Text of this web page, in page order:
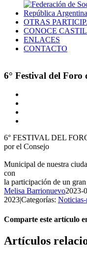
OTRAS
CONOCE
ENLACES
CONTACTO
6° Festival del Foro
6° FESTIVAL DEL
por el Consejo
Municipal de nuestra
con
la participación de un
Melisa Barrionuevo2023-
2023|Categorías:
Comparte este artículo
Facebook
X
Reddit
LinkedIn
Pinterest
Vk
Artículos